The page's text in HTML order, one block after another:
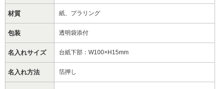
材質 紙、プラリング
包装 透明袋添付
名入れサイズ 台紙下部：W100×H15mm
名入れ方法 箔押し